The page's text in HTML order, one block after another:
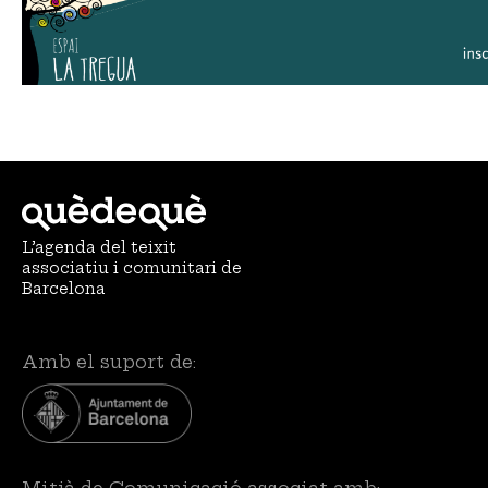
L’agenda del teixit
associatiu i comunitari de
Barcelona
Amb el suport de: